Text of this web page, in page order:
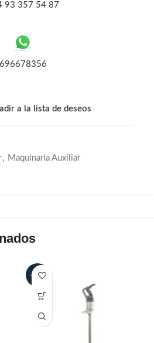
93 357 54 87
696678356
a la lista de deseos
, Maquinaria Auxiliar
-15%